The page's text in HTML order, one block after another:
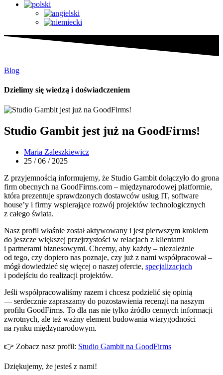
Blog
Dzielimy się wiedzą i doświadczeniem
Studio Gambit jest już na GoodFirms!
Maria Zaleszkiewicz
25 / 06 / 2025
Z przyjemnością informujemy, że Studio Gambit dołączyło do grona
firm obecnych na GoodFirms.com – międzynarodowej platformie,
która prezentuje sprawdzonych dostawców usług IT, software
house’y i firmy wspierające rozwój projektów technologicznych
z całego świata.
Nasz profil właśnie został aktywowany i jest pierwszym krokiem
do jeszcze większej przejrzystości w relacjach z klientami
i partnerami biznesowymi. Chcemy, aby każdy – niezależnie
od tego, czy dopiero nas poznaje, czy już z nami współpracował –
mógł dowiedzieć się więcej o naszej ofercie, specjalizacjach
i podejściu do realizacji projektów.
Jeśli współpracowaliśmy razem i chcesz podzielić się opinią
— serdecznie zapraszamy do pozostawienia recenzji na naszym
profilu GoodFirms. To dla nas nie tylko źródło cennych informacji
zwrotnych, ale też ważny element budowania wiarygodności
na rynku międzynarodowym.
👉 Zobacz nasz profil: Studio Gambit na GoodFirms
Dziękujemy, że jesteś z nami!